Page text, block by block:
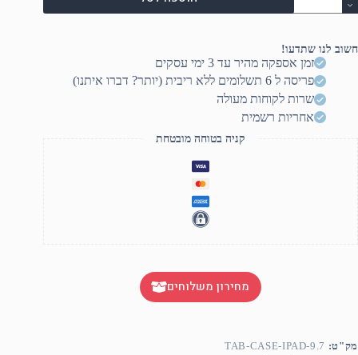
כיסוי
9.7
חשוב לנו שתדעו!
זמן אספקה מהיר עד 3 ימי עסקים
פריסה ל 6 תשלומים ללא ריבית (יותר? דברו איתנו)
שרות לקוחות מעולה
אחריות רשמית
קניה בטוחה מובטחת
מחירון משלוחים
מק"ט: TAB-CASE-IPAD-9.7